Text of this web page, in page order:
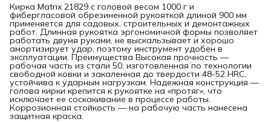
Кирка Matrix 21829 с головой весом 1000 г и
фибергласовой обрезиненной рукояткой длиной 900 мм
применяется для садовых, строительных и демонтажных
работ. Длинная рукоятка эргономичной формы позволяет
работать двумя руками, не выскальзывает и хорошо
амортизирует удар, поэтому инструмент удобен в
эксплуатации. Преимущества Высокая прочность —
рабочая часть из стали 50, изготовленная по технологии
свободной ковки и закаленная до твердости 48-52 HRC,
устойчива к ударным нагрузкам. Надежная конструкция —
голова кирки крепится к рукоятке на «протяг», что
исключает ее соскакивание в процессе работы.
Коррозионная стойкость — на рабочую часть нанесена
защитная краска.